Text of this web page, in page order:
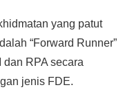
yang patut
“Forward Runner”
RPA secara
jenis FDE.